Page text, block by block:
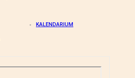
KALENDARIUM